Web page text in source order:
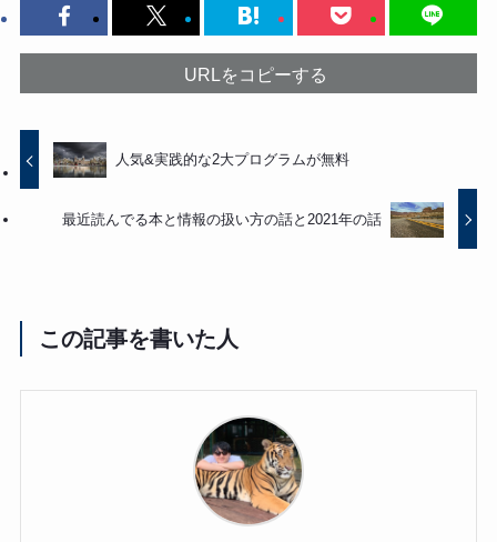
URLをコピーする
人気&実践的な2大プログラムが無料
最近読んでる本と情報の扱い方の話と2021年の話
この記事を書いた人